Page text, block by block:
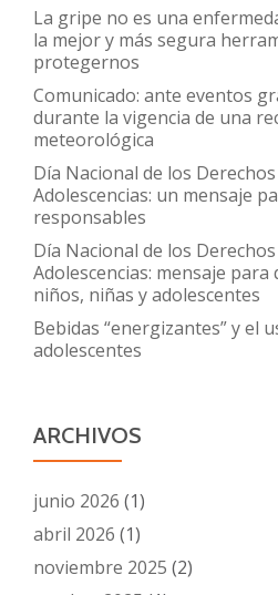
La gripe no es una
la mejor y más segura
protegernos
Comunicado: ante eventos
durante la vigencia de una
meteorológica
Día Nacional de los
Adolescencias: un mensaje
responsables
Día Nacional de los
Adolescencias: mensaje
niños, niñas y adolescentes
Bebidas “energizantes” y el
adolescentes
ARCHIVOS
junio 2026 (1)
abril 2026 (1)
noviembre 2025 (2)